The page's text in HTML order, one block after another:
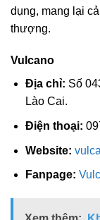
dụng, mang lại
thượng.
Vulcano
Địa chỉ: Số
Lào Cai.
Điện thoại:
Website:
Fanpage: